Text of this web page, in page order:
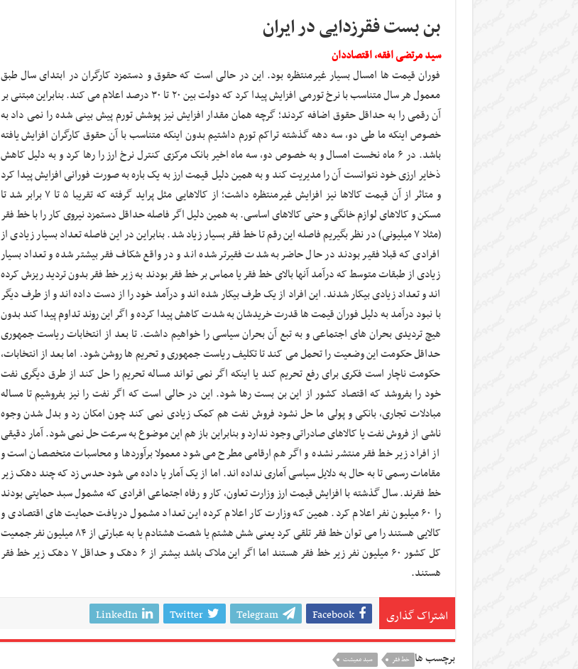
بن بست فقرزدایی در ایران
سید مرتضی افقه، اقتصاددان
فوران قیمت ها امسال بسیار غیرمنتظره بود. این در حالی است که حقوق و دستمزد کارگران در ابتدای سال طبق
معمول هر سال متناسب با نرخ تورمی افزایش پیدا کرد که دولت بین ۲۰ تا ۳۰ درصد اعلام می کند. بنابراین مبتنی بر
آن رقمی را به حداقل حقوق اضافه کردند؛ گرچه همان مقدار افزایش نیز پوشش تورم پیش بینی شده را نمی داد به
خصوص اینکه ما طی دو، سه دهه گذشته تراکم تورم داشتیم بدون اینکه متناسب با آن حقوق کارگران افزایش یافته
باشد. در ۶ ماه نخست امسال و به خصوص دو، سه ماه اخیر بانک مرکزی کنترل نرخ ارز را رها کرد و به دلیل کاهش
ذخایر ارزی خود نتوانست آن را مدیریت کند و به همین دلیل قیمت ارز به یک باره به صورت فورانی افزایش پیدا کرد
و متاثر از آن قیمت کالاها نیز افزایش غیرمنتظره داشت؛ از کالاهایی مثل پراید گرفته که تقریبا ۵ تا ۷ برابر شد تا
مسکن و کالاهای لوازم خانگی و حتی کالاهای اساسی. به همین دلیل اگر فاصله حداقل دستمزد نیروی کار را با خط فقر
(مثلا ۷ میلیونی) در نظر بگیریم فاصله این رقم تا خط فقر بسیار زیاد شد. بنابراین در این فاصله تعداد بسیار زیادی از
افرادی که قبلا فقیر بودند در حال حاضر به شدت فقیرتر شده اند و در واقع شکاف فقر بیشتر شده و تعداد بسیار
زیادی از طبقات متوسط که درآمد آنها بالای خط فقر یا مماس بر خط فقر بودند به زیر خط فقر بدون تردید ریزش کرده
اند و تعداد زیادی بیکار شدند. این افراد از یک طرف بیکار شده اند و درآمد خود را از دست داده اند و از طرف دیگر
با نبود درآمد به دلیل فوران قیمت ها قدرت خریدشان به شدت کاهش پیدا کرده و اگر این روند تداوم پیدا کند بدون
هیچ تردیدی بحران های اجتماعی و به تبع آن بحران سیاسی را خواهیم داشت. تا بعد از انتخابات ریاست جمهوری
حداقل حکومت این وضعیت را تحمل می کند تا تکلیف ریاست جمهوری و تحریم ها روشن شود. اما بعد از انتخابات،
حکومت ناچار است فکری برای رفع تحریم کند یا اینکه اگر نمی تواند مساله تحریم را حل کند از طرق دیگری نفت
خود را بفروشد که اقتصاد کشور از این بن بست رها شود. این در حالی است که اگر نفت را نیز بفروشیم تا مساله
مبادلات تجاری، بانکی و پولی ما حل نشود فروش نفت هم کمک زیادی نمی کند چون امکان رد و بدل شدن وجوه
ناشی از فروش نفت یا کالاهای صادراتی وجود ندارد و بنابراین باز هم این موضوع به سرعت حل نمی شود. آمار دقیقی
از افراد زیر خط فقر منتشر نشده و اگر هم ارقامی مطرح می شود معمولا برآوردها و محاسبات متخصصان است و
مقامات رسمی تا به حال به دلایل سیاسی آماری نداده اند. اما از یک آمار یا داده می شود حدس زد که چند دهک زیر
خط فقرند. سال گذشته با افزایش قیمت ارز وزارت تعاون، کار و رفاه اجتماعی افرادی که مشمول سبد حمایتی بودند
را ۶۰ میلیون نفر اعلام کرد. همین که وزارت کار اعلام کرده این تعداد مشمول دریافت حمایت های اقتصادی و
کالایی هستند را می توان خط فقر تلقی کرد یعنی شش هشتم یا شصت هشتادم یا به عبارتی از ۸۴ میلیون نفر جمعیت
کل کشور ۶۰ میلیون نفر زیر خط فقر هستند اما اگر این ملاک باشد بیشتر از ۶ دهک و حداقل ۷ دهک زیر خط فقر
هستند.
اشتراک گذاری Facebook
Telegram
Twitter
LinkedIn
برچسب ها خط فقر سبد معیشت